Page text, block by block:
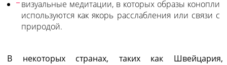
визуальные медитации, в которых образы конопли
используются как якорь расслабления или связи с
природой.
В некоторых странах, таких как Швейцария,